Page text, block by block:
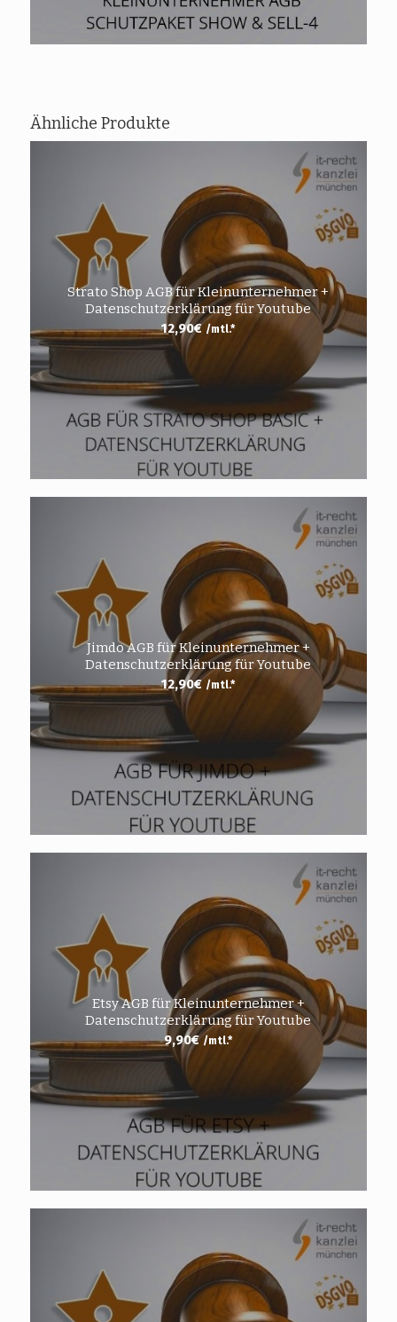
Ähnliche Produkte
Strato Shop AGB für Kleinunternehmer +
Datenschutzerklärung für Youtube
12,90€ /mtl.*
Jimdo AGB für Kleinunternehmer +
Datenschutzerklärung für Youtube
12,90€ /mtl.*
Etsy AGB für Kleinunternehmer +
Datenschutzerklärung für Youtube
9,90€ /mtl.*